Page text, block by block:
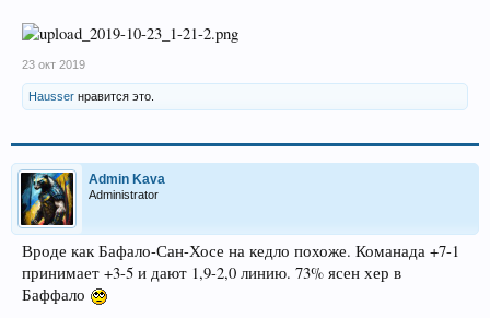
23 окт 2019
Hausser нравится это.
Admin Kava
Administrator
Вроде как Бафало-Сан-Хосе на кедло похоже. Команада +7-1
принимает +3-5 и дают 1,9-2,0 линию. 73% ясен хер в
Баффало